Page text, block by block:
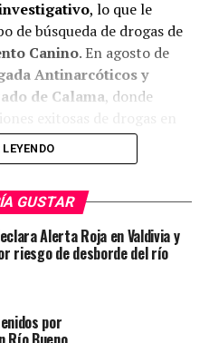
, lo que le
de búsqueda de drogas de
Canino. En agosto de
Antinarcóticos y
de Calama, donde
aValdivia en
MT-Cero de
con otras brigadas
Temuco, Villarrica,
GUSTAR
Alerta Roja en Valdivia y
riesgo de desborde del río
por